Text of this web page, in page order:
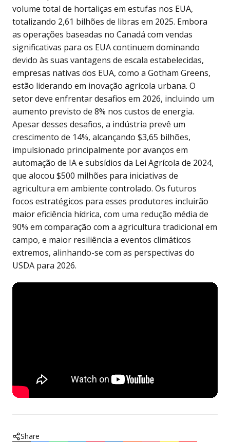
volume total de hortaliças em estufas nos EUA,
totalizando 2,61 bilhões de libras em 2025. Embora
as operações baseadas no Canadá com vendas
significativas para os EUA continuem dominando
devido às suas vantagens de escala estabelecidas,
empresas nativas dos EUA, como a Gotham Greens,
estão liderando em inovação agrícola urbana. O
setor deve enfrentar desafios em 2026, incluindo um
aumento previsto de 8% nos custos de energia.
Apesar desses desafios, a indústria prevê um
crescimento de 14%, alcançando $3,65 bilhões,
impulsionado principalmente por avanços em
automação de IA e subsídios da Lei Agrícola de 2024,
que alocou $500 milhões para iniciativas de
agricultura em ambiente controlado. Os futuros
focos estratégicos para esses produtores incluirão
maior eficiência hídrica, com uma redução média de
90% em comparação com a agricultura tradicional em
campo, e maior resiliência a eventos climáticos
extremos, alinhando-se com as perspectivas do
USDA para 2026.
Share